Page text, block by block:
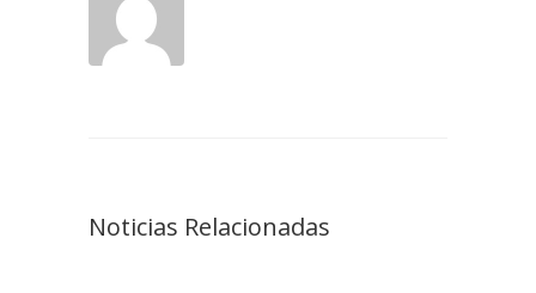
Noticias Relacionadas